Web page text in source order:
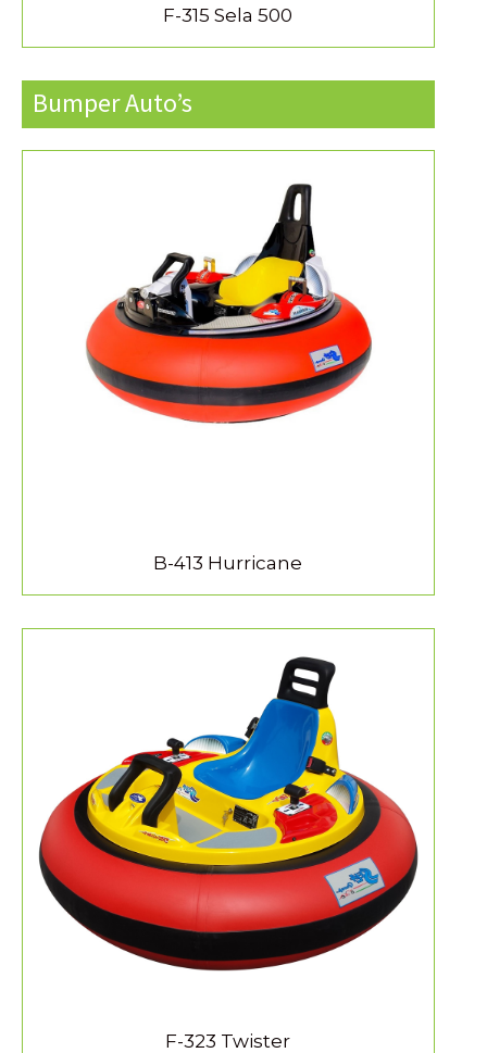
F-315 Sela 500
Bumper Auto’s
MEER INFORMATIE
B-413 Hurricane
MEER INFORMATIE
F-323 Twister